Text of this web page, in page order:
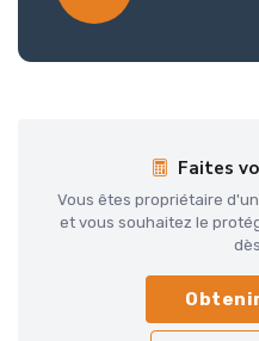
Faites
Vous êtes propriétaire
et vous souhaitez le
dès